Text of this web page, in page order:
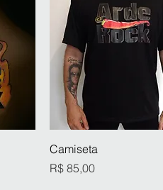
Visualização rápida
Camiseta
Preço
R$ 85,00